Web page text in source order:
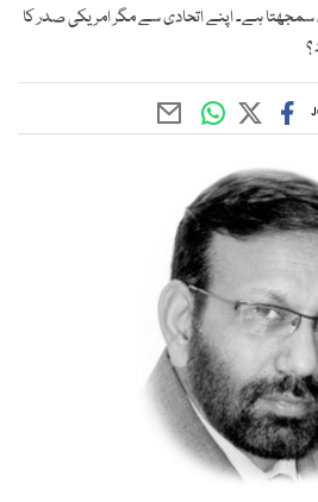
سمجھتا ہے۔ اپنے اتحادی سے مگر امریکی صدر کا
؟